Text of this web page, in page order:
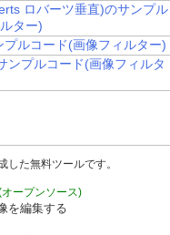
ロバーツ垂直)のサンプル
ター)
ルコード(画像フィルター)
ンプルコード(画像フィルタ
した無料ツールです。
オープンソース)
を編集する